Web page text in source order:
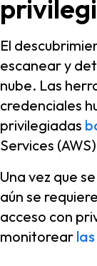
El
escanear y
nube. Las
credenciales
privilegiadas
Services
Una vez que
aún se
acceso con
monitorear